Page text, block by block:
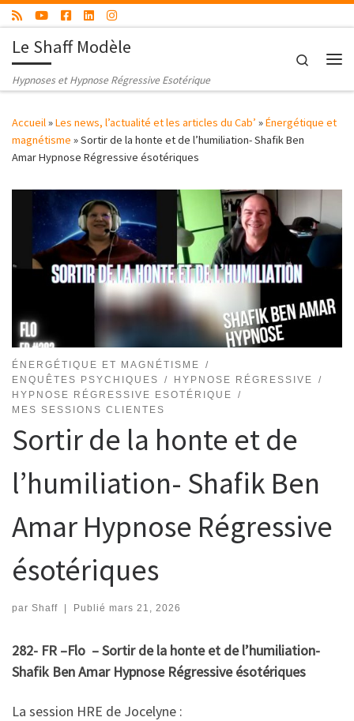
Passer au contenu
Le Shaff Modèle
Hypnoses et Hypnose Régressive Esotérique
Search
Accueil»Les news, l’actualité et les articles du Cab’ »Énergétique et
magnétisme »Sortir de la honte et de l’humiliation- Shafik Ben
Amar Hypnose Régressive ésotériques
ÉNERGÉTIQUE ET MAGNÉTISME
ENQUÊTES PSYCHIQUES
HYPNOSE RÉGRESSIVE
HYPNOSE RÉGRESSIVE ESOTÉRIQUE
MES SESSIONS CLIENTES
Sortir de la honte et de
l’humiliation- Shafik Ben
Amar Hypnose Régressive
ésotériques
par Shaff Publié mars 21, 2026
282- FR –Flo – Sortir de la honte et de l’humiliation-
Shafik Ben Amar Hypnose Régressive ésotériques
La session HRE de Jocelyne :